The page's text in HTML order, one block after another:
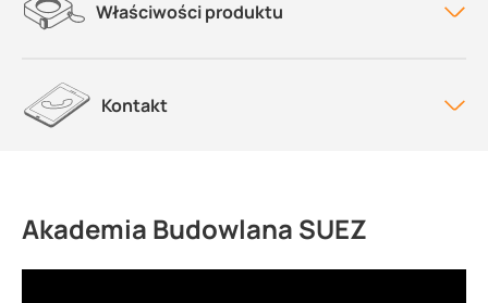
Właściwości produktu
Kontakt
Akademia Budowlana SUEZ